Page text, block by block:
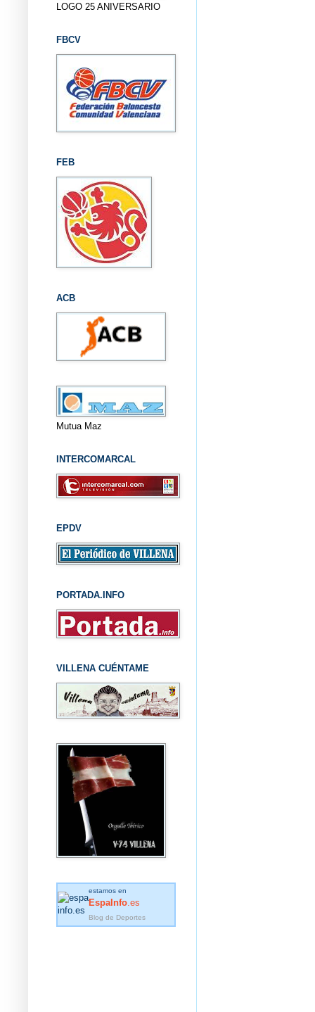
LOGO 25 ANIVERSARIO
FBCV
FEB
ACB
Mutua Maz
INTERCOMARCAL
EPDV
PORTADA.INFO
VILLENA CUÉNTAME
estamos en
EspaInfo .es
Blog de Deportes